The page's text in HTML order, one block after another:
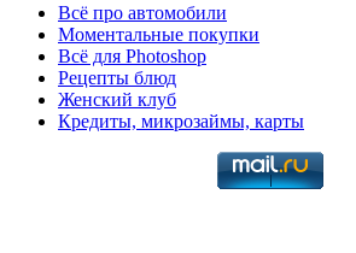
Всё про автомобили
Моментальные покупки
Всё для Photoshop
Рецепты блюд
Женский клуб
Кредиты, микрозаймы, карты